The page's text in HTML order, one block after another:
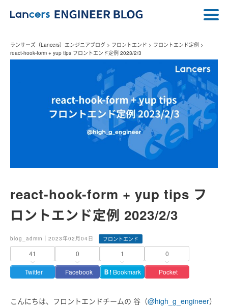
ランサーズ（Lancers）エンジニアブログ > フロントエンド > フロントエンド定例 >
react-hook-form + yup tips フロントエンド定例 2023/2/3
react-hook-form + yup tips フ
ロントエンド定例 2023/2/3
blog_admin｜2023年02月04日 フロントエンド
41
Twitter
0
Facebook
1
Ｂ! Bookmark
0
Pocket
こんにちは、フロントエンドチームの 谷（@high_g_engineer）